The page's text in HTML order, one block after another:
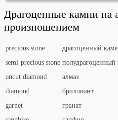
Драгоценные камни на
произношением
precious stone
драгоценный
semi-precious stone полудрагоценный
uncut diamond
алмаз
diamond
бриллиант
garnet
гранат